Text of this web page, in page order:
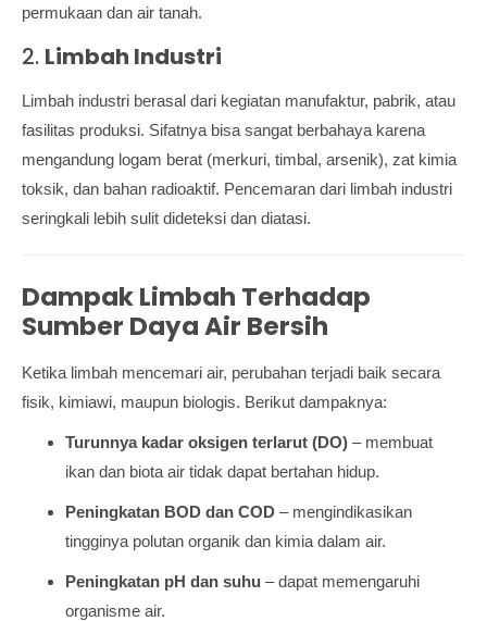
permukaan dan air tanah.
2. Limbah Industri
Limbah industri berasal dari kegiatan manufaktur, pabrik, atau
fasilitas produksi. Sifatnya bisa sangat berbahaya karena
mengandung logam berat (merkuri, timbal, arsenik), zat kimia
toksik, dan bahan radioaktif. Pencemaran dari limbah industri
seringkali lebih sulit dideteksi dan diatasi.
Dampak Limbah Terhadap
Sumber Daya Air Bersih
Ketika limbah mencemari air, perubahan terjadi baik secara
fisik, kimiawi, maupun biologis. Berikut dampaknya:
Turunnya kadar oksigen terlarut (DO) – membuat
ikan dan biota air tidak dapat bertahan hidup.
Peningkatan BOD dan COD – mengindikasikan
tingginya polutan organik dan kimia dalam air.
Peningkatan pH dan suhu – dapat memengaruhi
organisme air.